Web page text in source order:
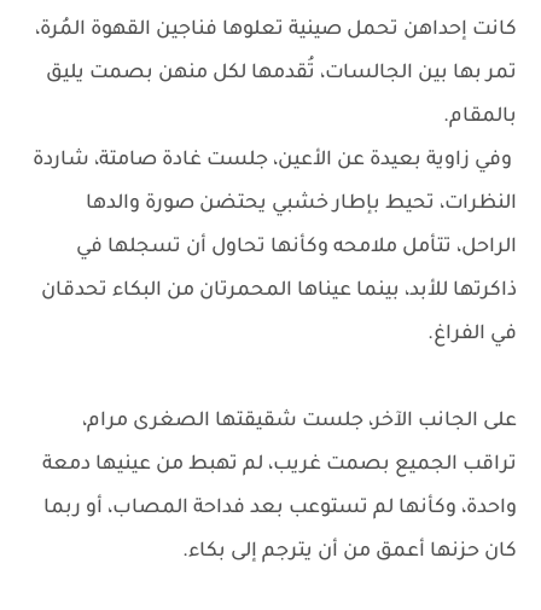
كانت إحداهن تحمل صينية تعلوها فناجين القهوة المُرة،
تمر بها بين الجالسات، تُقدمها لكل منهن بصمت يليق
بالمقام.
وفي زاوية بعيدة عن الأعين، جلست غادة صامتة، شاردة
النظرات، تحيط بإطار خشبي يحتضن صورة والدها
الراحل، تتأمل ملامحه وكأنها تحاول أن تسجلها في
ذاكرتها للأبد، بينما عيناها المحمرتان من البكاء تحدقان
في الفراغ.
على الجانب الآخر، جلست شقيقتها الصغرى مرام،
تراقب الجميع بصمت غريب، لم تهبط من عينيها دمعة
واحدة، وكأنها لم تستوعب بعد فداحة المصاب، أو ربما
كان حزنها أعمق من أن يترجم إلى بكاء.